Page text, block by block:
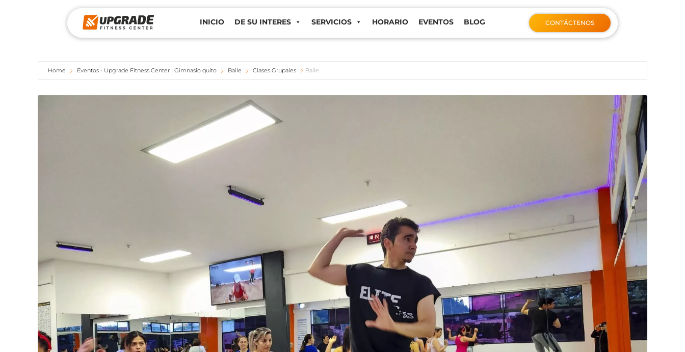
INICIO DE SU INTERES SERVICIOS HORARIO EVENTOS BLOG CONTÁCTENOS
Home Eventos - Upgrade Fitness Center | Gimnasio quito Baile Clases Grupales Baile